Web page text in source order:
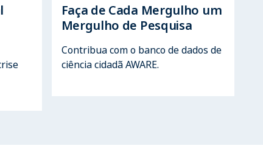
Faça de Cada Mergulho um
Mergulho de Pesquisa
Contribua com o banco de dados de
ciência cidadã AWARE.